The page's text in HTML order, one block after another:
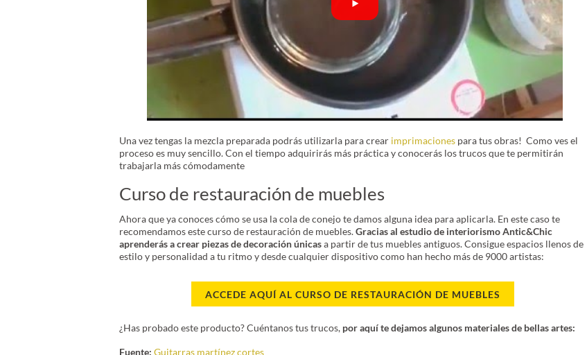
Una vez tengas la mezcla preparada podrás utilizarla para crear imprimaciones para tus obras! Como ves el
proceso es muy sencillo. Con el tiempo adquirirás más práctica y conocerás los trucos que te permitirán
trabajarla más cómodamente
Curso de restauración de muebles
Ahora que ya conoces cómo se usa la cola de conejo te damos alguna idea para aplicarla. En este caso te
recomendamos este curso de restauración de muebles.Gracias al estudio de interiorismo Antic&Chic
aprenderás a crear piezas de decoración únicasa partir de tus muebles antiguos. Consigue espacios llenos de
estilo y personalidad a tu ritmo y desde cualquier dispositivo como han hecho más de 9000 artistas:
ACCEDE AQUÍ AL CURSO DE RESTAURACIÓN DE MUEBLES
¿Has probado este producto? Cuéntanos tus trucos, por aquí te dejamos algunos materiales de bellas artes:
Fuente: Guitarras martínez cortes